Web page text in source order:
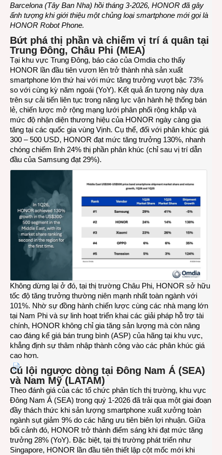
Barcelona (Tây Ban Nha) hồi tháng 3-2026, HONOR đã gây
ấnh tượng khi giới thiệu một chủng loại smartphone mới gọi là
HONOR Robot Phone.
Bứt phá thị phần và chiếm vị trí á quân tại
Trung Đông, Châu Phi (MEA)
Tại khu vực Trung Đông, báo cáo của Omdia cho thấy
HONOR lần đầu tiên vươn lên trở thành nhà sản xuất
smartphone lớn thứ hai với mức tăng trưởng vượt bậc 73%
so với cùng kỳ năm ngoái (YoY). Kết quả ấn tượng này dựa
trên sự cải tiến liên tục trong năng lực vận hành hệ thống bán
lẻ, chiến lược mở rộng mạng lưới phân phối rộng khắp và
mức độ nhận diện thương hiệu của HONOR ngày càng gia
tăng tại các quốc gia vùng Vịnh. Cụ thể, đối với phân khúc giá
300 – 500 USD, HONOR đạt mức tăng trưởng 130%, nhanh
chóng chiếm lĩnh 24% thị phần phân khúc (chỉ sau vị trí dẫn
đầu của Samsung đạt 29%).
Không dừng lại ở đó, tại thị trường Châu Phi, HONOR sở hữu
tốc độ tăng trưởng thường niên mạnh nhất toàn ngành với
101%. Nhờ sự đồng hành chiến lược cùng các nhà mạng lớn
tại Nam Phi và sự linh hoạt triển khai các giải pháp hỗ trợ tài
chính, HONOR không chỉ gia tăng sản lượng mà còn nâng
cao đáng kể giá bán trung bình (ASP) của hãng tại khu vực,
khẳng định sự thâm nhập thành công vào các phân khúc giá
cao hơn.
Cú lội ngược dòng tại Đông Nam Á (SEA)
và Nam Mỹ (LATAM)
Theo đánh giá của các tổ chức phân tích thị trường, khu vực
Đông Nam Á (SEA) trong quý 1-2026 đã trải qua một giai đoạn
đầy thách thức khi sản lượng smartphone xuất xưởng toàn
ngành sụt giảm 9% do các hãng ưu tiên biên lợi nhuận. Giữa
bối cảnh đó, HONOR trở thành điểm sáng khi đạt mức tăng
trưởng 28% (YoY). Đặc biệt, tại thị trường phát triển như
Singapore, HONOR lần đầu tiên thiết lập cột mốc mới khi